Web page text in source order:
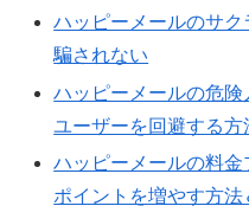
ハッピーメールのサク
騙されない
ハッピーメールの危
ユーザーを回避する
ハッピーメールの料
ポイントを増やす方